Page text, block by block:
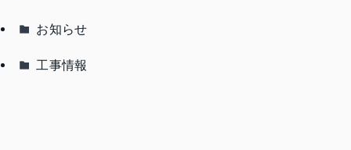
お知らせ
工事情報